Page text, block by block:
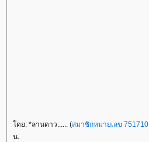
ดย: *ลานดาว...... (สมาชิกหมายเลข 751710
น.